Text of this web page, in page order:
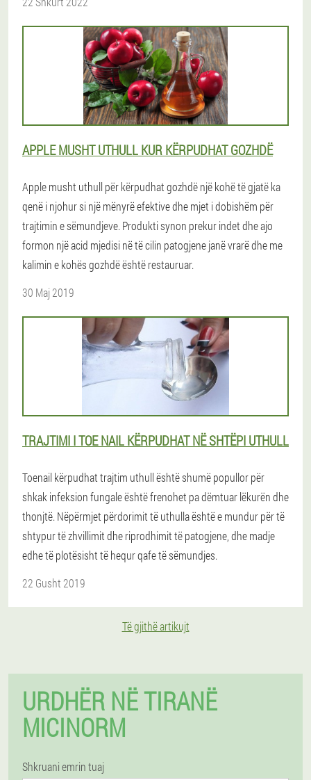
APPLE MUSHT UTHULL KUR KËRPUDHAT GOZHDË
Apple musht uthull për kërpudhat gozhdë një kohë të gjatë ka
qenë i njohur si një mënyrë efektive dhe mjet i dobishëm për
trajtimin e sëmundjeve. Produkti synon prekur indet dhe ajo
formon një acid mjedisi në të cilin patogjene janë vrarë dhe me
kalimin e kohës gozhdë është restauruar.
30 Maj 2019
TRAJTIMI I TOE NAIL KËRPUDHAT NË SHTËPI UTHULL
Toenail kërpudhat trajtim uthull është shumë popullor për
shkak infeksion fungale është frenohet pa dëmtuar lëkurën dhe
thonjtë. Nëpërmjet përdorimit të uthulla është e mundur për të
shtypur të zhvillimit dhe riprodhimit të patogjene, dhe madje
edhe të plotësisht të hequr qafe të sëmundjes.
22 Gusht 2019
Të gjithë artikujt
URDHËR NË TIRANË
MICINORM
Shkruani emrin tuaj